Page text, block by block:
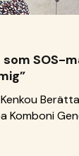
SOS-
Komboni
mamma i
arbetat på